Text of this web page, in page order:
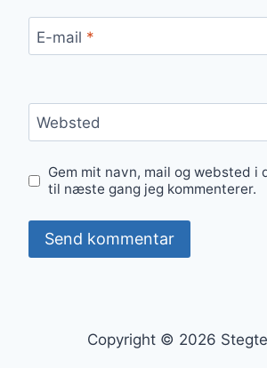
E-mail *
Websted
Gem mit navn, mail og websted i
til næste gang jeg kommenterer.
Copyright © 2026